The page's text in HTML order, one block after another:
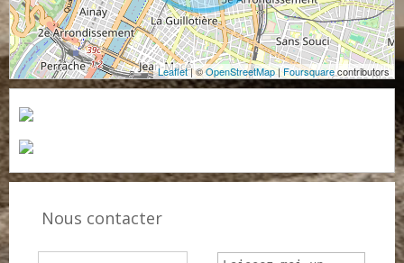
Leaflet| ©OpenStreetMap|Foursquarecontributors
Nous contacter